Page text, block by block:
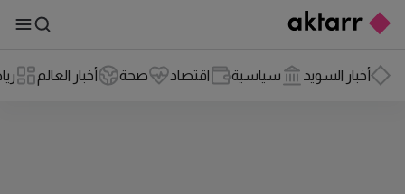
أخبار السويد سياسية اقتصاد صحة أخبار العالم